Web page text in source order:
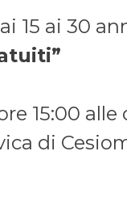
15 ai 30
15:00 alle
di